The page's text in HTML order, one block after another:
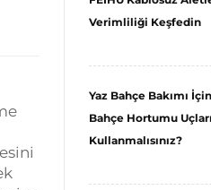
Verimliliği Keşfedin
Yaz Bahçe Bakımı
Bahçe Hortumu
Kullanmalısınız?